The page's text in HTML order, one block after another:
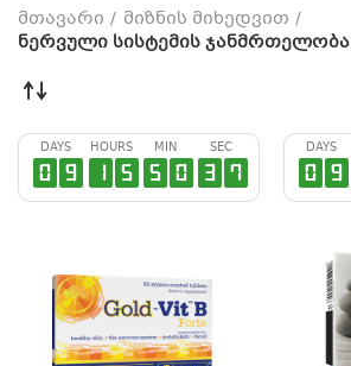
მთავარი
მიზნის მიხედვით
ნერვული სისტემის ჯანმრთელობა
DAYS
0 9
HOURS
1 5
MIN
5 0
SEC
3 6
DAYS
0 9